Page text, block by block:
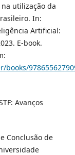
utilização da
In:
Artificial:
E-book.
Avanços
Conclusão de